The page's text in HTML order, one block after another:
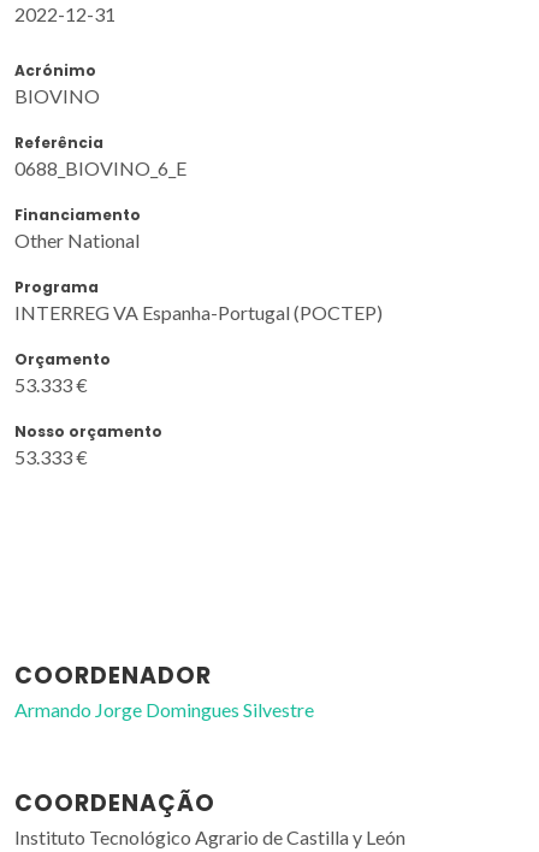
2022-12-31
Acrónimo
BIOVINO
Referência
0688_BIOVINO_6_E
Financiamento
Other National
Programa
INTERREG VA Espanha-Portugal (POCTEP)
Orçamento
53.333 €
Nosso orçamento
53.333 €
COORDENADOR
Armando Jorge Domingues Silvestre
COORDENAÇÃO
Instituto Tecnológico Agrario de Castilla y León